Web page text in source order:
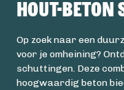
Hout-beton
Op zoek naar een
voor je omheining?
schuttingen. Deze
hoogwaardig beton